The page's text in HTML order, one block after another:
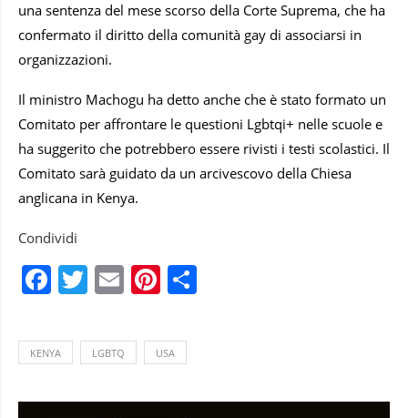
una sentenza del mese scorso della Corte Suprema, che ha
confermato il diritto della comunità gay di associarsi in
organizzazioni.
Il ministro Machogu ha detto anche che è stato formato un
Comitato per affrontare le questioni Lgbtqi+ nelle scuole e
ha suggerito che potrebbero essere rivisti i testi scolastici. Il
Comitato sarà guidato da un arcivescovo della Chiesa
anglicana in Kenya.
Condividi
Facebook
Twitter
EmailPinterest
KENYA LGBTQ USA